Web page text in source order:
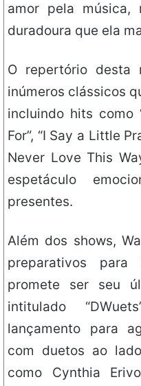
amor pela música,
duradoura que ela
O repertório desta
inúmeros clássicos
incluindo hits como
For”, “I Say a Little
Never Love This
espetáculo
presentes.
Além dos shows,
preparativos
promete ser seu
intitulado
lançamento para
com duetos ao
como Cynthia